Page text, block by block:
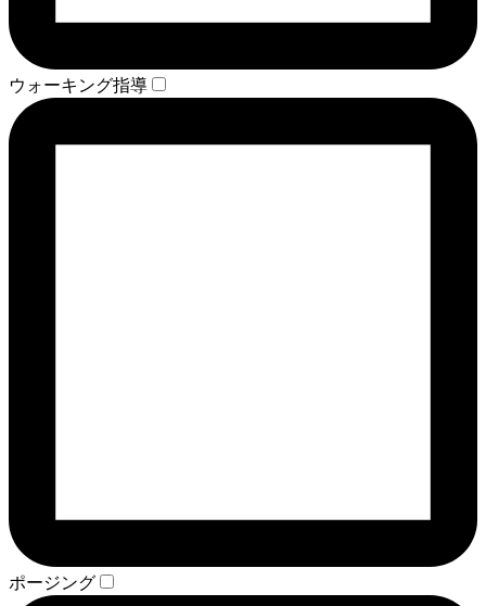
ウォーキング指導
ポージング